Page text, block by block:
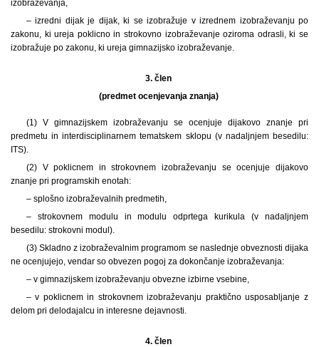
izobraževanja,
– izredni dijak je dijak, ki se izobražuje v izrednem izobraževanju po
zakonu, ki ureja poklicno in strokovno izobraževanje oziroma odrasli, ki se
izobražuje po zakonu, ki ureja gimnazijsko izobraževanje.
3. člen
(predmet ocenjevanja znanja)
(1) V gimnazijskem izobraževanju se ocenjuje dijakovo znanje pri
predmetu in interdisciplinarnem tematskem sklopu (v nadaljnjem besedilu:
ITS).
(2) V poklicnem in strokovnem izobraževanju se ocenjuje dijakovo
znanje pri programskih enotah:
– splošno izobraževalnih predmetih,
– strokovnem modulu in modulu odprtega kurikula (v nadaljnjem
besedilu: strokovni modul).
(3) Skladno z izobraževalnim programom se naslednje obveznosti dijaka
ne ocenjujejo, vendar so obvezen pogoj za dokončanje izobraževanja:
– v gimnazijskem izobraževanju obvezne izbirne vsebine,
– v poklicnem in strokovnem izobraževanju praktično usposabljanje z
delom pri delodajalcu in interesne dejavnosti.
4. člen